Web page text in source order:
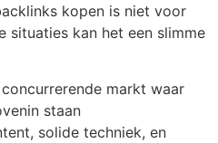
kopen is niet voor
situaties kan het een slimme
markt waar
staan
solide techniek, en